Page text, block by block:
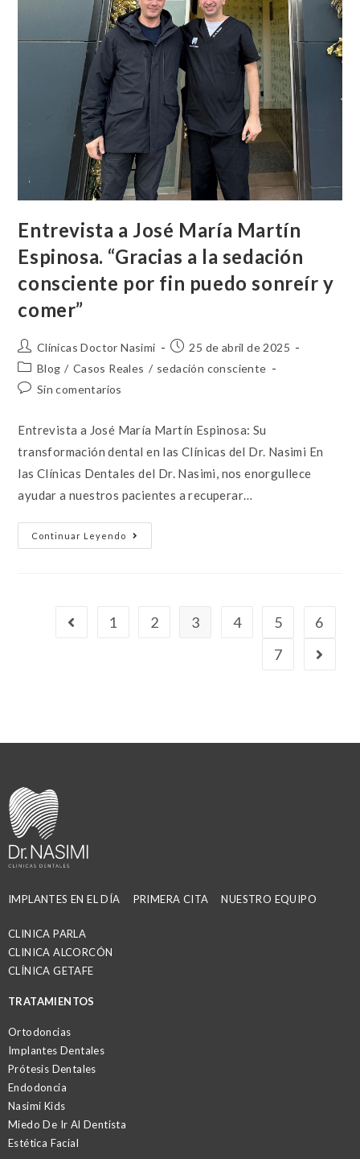
Entrevista a José María Martín
Espinosa. “Gracias a la sedación
consciente por fin puedo sonreír y
comer”
Clínicas Doctor Nasimi
25 de abril de 2025
Blog / Casos Reales / sedación consciente
Sin comentarios
Entrevista a José María Martín Espinosa: Su
transformación dental en las Clínicas del Dr. Nasimi En
las Clínicas Dentales del Dr. Nasimi, nos enorgullece
ayudar a nuestros pacientes a recuperar…
Continuar Leyendo
1 2 3 4 5
6
7
IMPLANTES EN EL DÍA PRIMERA CITA NUESTRO EQUIPO
CLINICA PARLA
CLINICA ALCORCÓN
CLÍNICA GETAFE
TRATAMIENTOS
Ortodoncias
Implantes Dentales
Prótesis Dentales
Endodoncia
Nasimi Kids
Miedo De Ir Al Dentista
Estética Facial